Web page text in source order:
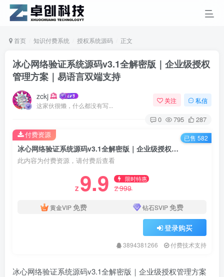
首页 知识付费系统 授权系统源码 正文
冰心网络验证系统源码v3.1全解密版｜企业级授权
管理方案｜易语言双端支持
zckj
这家伙很懒，什么都没有写...
关注 私信
0 795 287
冰心网络验证系统源码v3.1全解密版｜企业级授权管理方案｜易语言双端支持
此内容为付费资源，请付费后查看
Z 9.9 限时特惠
Z999
黄金VIP免费 钻石SVIP免费
登录购买
3894381266 付费技术支持
付费资源 已售 582
冰心网络验证系统源码v3.1全解密版｜企业级授权管理方案